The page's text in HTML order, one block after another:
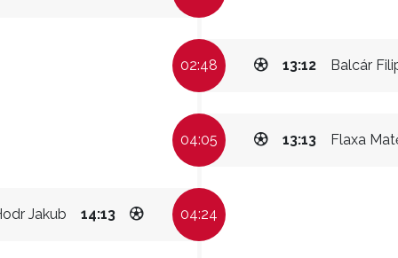
02:48 Balcár
13:12
04:05 Flaxa
13:13
Jakub 14:13 04:24